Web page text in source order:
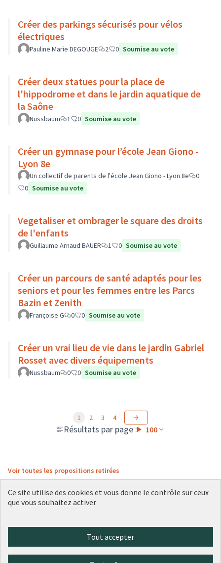
Créer des parkings sécurisés pour vélos
électriques
Pauline Marie DEGOUGE 2 0 Soumise au vote
Créer deux statues pour la place de
l'hippodrome et dans le jardin aquatique de
la Saône
Nussbaum 1 0 Soumise au vote
Créer un gymnase pour l’école Jean Giono -
Lyon 8e
Un collectif de parents de l'école Jean Giono - Lyon 8e
0
0 Soumise au vote
Vegetaliser et ombrager le square des droits
de l'enfants
Guillaume Arnaud BAUER 1 0 Soumise au vote
Créer un parcours de santé adaptés pour les
seniors et pour les femmes entre les Parcs
Bazin et Zenith
Françoise G 0 0 Soumise au vote
Créer un vrai lieu de vie dans le jardin Gabriel
Rosset avec divers équipements
Nussbaum 0 0 Soumise au vote
Résultats par page : 100
1 2 3 4
Voir toutes les propositions retirées
(Lien externe)
(Lien externe)
(Lien externe)
(Lien externe)
(Lien externe)
Ce site utilise des cookies et vous donne le contrôle sur ceux
que vous souhaitez activer
Tout accepter